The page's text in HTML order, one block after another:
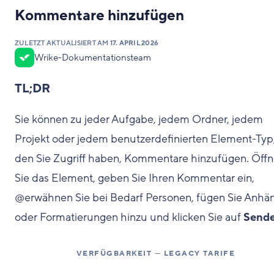
Kommentare hinzufügen
ZULETZT AKTUALISIERT AM 17. APRIL 2026
Wrike-Dokumentationsteam
TL;DR
Sie können zu jeder Aufgabe, jedem Ordner, jedem
Projekt oder jedem benutzerdefinierten Element-
den Sie Zugriff haben, Kommentare hinzufügen.
Sie das Element, geben Sie Ihren Kommentar ein,
@erwähnen Sie bei Bedarf Personen, fügen Sie
oder Formatierungen hinzu und klicken Sie auf
VERFÜGBARKEIT — LEGACY TARIFE